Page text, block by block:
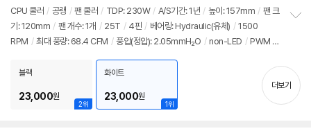
견
점
리
뷰
CPU 쿨러 / 공랭 / 팬 쿨러 / TDP: 230W / A/S기간: 1년 / 높이: 157mm / 팬 크
기: 120mm / 팬 개수: 1개 / 25T / 4핀 / 베어링: Hydraulic(유체) / 1500
RPM / 최대 풍량: 68.4 CFM / 풍압(정압): 2.05mmH₂O / non-LED / PWM 지
기
2위
블랙
23,000원
1위
화이트
23,000원
더보기